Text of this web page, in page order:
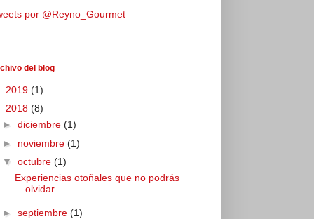
por @Reyno_Gourmet
del blog
2019 (1)
2018 (8)
► diciembre (1)
► noviembre (1)
▼ octubre (1)
Experiencias otoñales que no podrás
olvidar
► septiembre (1)